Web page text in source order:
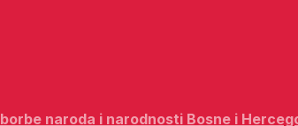
naroda i narodnosti Bosne i